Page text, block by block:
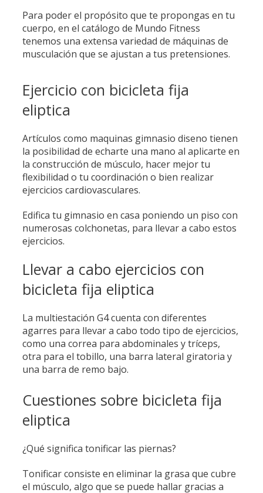
Para poder el propósito que te propongas en tu
cuerpo, en el catálogo de Mundo Fitness
tenemos una extensa variedad de máquinas de
musculación que se ajustan a tus pretensiones.
Ejercicio con bicicleta fija
eliptica
Artículos como maquinas gimnasio diseno tienen
la posibilidad de echarte una mano al aplicarte en
la construcción de músculo, hacer mejor tu
flexibilidad o tu coordinación o bien realizar
ejercicios cardiovasculares.
Edifica tu gimnasio en casa poniendo un piso con
numerosas colchonetas, para llevar a cabo estos
ejercicios.
Llevar a cabo ejercicios con
bicicleta fija eliptica
La multiestación G4 cuenta con diferentes
agarres para llevar a cabo todo tipo de ejercicios,
como una correa para abdominales y tríceps,
otra para el tobillo, una barra lateral giratoria y
una barra de remo bajo.
Cuestiones sobre bicicleta fija
eliptica
¿Qué significa tonificar las piernas?
Tonificar consiste en eliminar la grasa que cubre
el músculo, algo que se puede hallar gracias a